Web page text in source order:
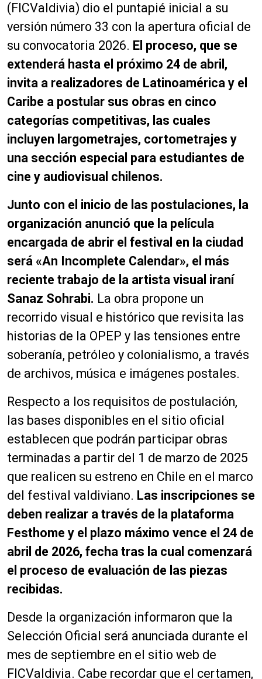
(FICValdivia) dio el puntapié inicial a su
versión número 33 con la apertura oficial de
su convocatoria 2026. El proceso, que se
extenderá hasta el próximo 24 de abril,
invita a realizadores de Latinoamérica y el
Caribe a postular sus obras en cinco
categorías competitivas, las cuales
incluyen largometrajes, cortometrajes y
una sección especial para estudiantes de
cine y audiovisual chilenos.
Junto con el inicio de las postulaciones, la
organización anunció que la película
encargada de abrir el festival en la ciudad
será «An Incomplete Calendar», el más
reciente trabajo de la artista visual iraní
Sanaz Sohrabi. La obra propone un
recorrido visual e histórico que revisita las
historias de la OPEP y las tensiones entre
soberanía, petróleo y colonialismo, a través
de archivos, música e imágenes postales.
Respecto a los requisitos de postulación,
las bases disponibles en el sitio oficial
establecen que podrán participar obras
terminadas a partir del 1 de marzo de 2025
que realicen su estreno en Chile en el marco
del festival valdiviano. Las inscripciones se
deben realizar a través de la plataforma
Festhome y el plazo máximo vence el 24 de
abril de 2026, fecha tras la cual comenzará
el proceso de evaluación de las piezas
recibidas.
Desde la organización informaron que la
Selección Oficial será anunciada durante el
mes de septiembre en el sitio web de
FICValdivia. Cabe recordar que el certamen,